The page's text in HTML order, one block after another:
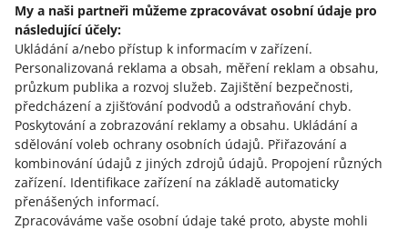
My a naši partneři můžeme zpracovávat osobní údaje pro
následující účely:
Ukládání a/nebo přístup k informacím v zařízení.
Personalizovaná reklama a obsah, měření reklam a obsahu,
průzkum publika a rozvoj služeb. Zajištění bezpečnosti,
předcházení a zjišťování podvodů a odstraňování chyb.
Poskytování a zobrazování reklamy a obsahu. Ukládání a
sdělování voleb ochrany osobních údajů. Přiřazování a
kombinování údajů z jiných zdrojů údajů. Propojení různých
zařízení. Identifikace zařízení na základě automaticky
přenášených informací.
Zpracováváme vaše osobní údaje také proto, abyste mohli
účtu, můžeme vám přidělit manažera zákaznického
účtu. Ten s vámi bude v kontaktu, poskytne vám
veškerou potřebnou podporu a odpoví na vaše otázky.
Více informací o One Fulfillment by Allegro.
Potřebujete pomoc?
KONTAKTUJTE NÁS